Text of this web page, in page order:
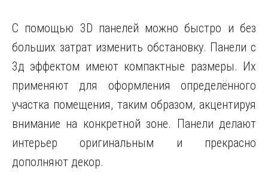
С помощью 3D панелей можно быстро и без
больших затрат изменить обстановку. Панели с
3д эффектом имеют компактные размеры. Их
применяют для оформления определённого
участка помещения, таким образом, акцентируя
внимание на конкретной зоне. Панели делают
интерьер оригинальным и прекрасно
дополняют декор.